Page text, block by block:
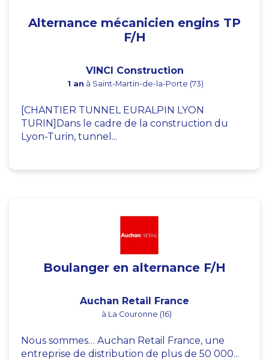
Alternance mécanicien engins TP
F/H
VINCI Construction
1 an à Saint-Martin-de-la-Porte (73)
[CHANTIER TUNNEL EURALPIN LYON
TURIN]Dans le cadre de la construction du
Lyon-Turin, tunnel...
Boulanger en alternance F/H
Auchan Retail France
à La Couronne (16)
Nous sommes… Auchan Retail France, une
entreprise de distribution de plus de 50 000...